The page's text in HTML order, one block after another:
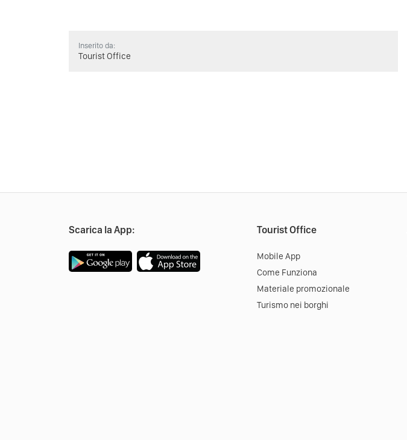
Inserito da:
Tourist Office
Scarica la App: Tourist Office
Mobile App
Come Funziona
Materiale promozionale
Turismo nei borghi